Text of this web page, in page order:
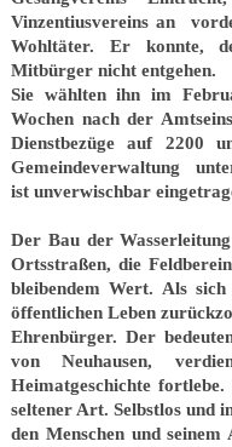
Vinzentiusvereins an
Wohltäter. Er konnte,
Mitbürger nicht entgehen.
Sie wählten ihn im
Wochen nach der
Dienstbezüge auf 2200
Gemeindeverwaltung
ist unverwischbar
Der Bau der
Ortsstraßen, die
bleibendem Wert. Als
öffentlichen Leben
Ehrenbürger. Der
von Neuhausen,
Heimatgeschichte
seltener Art. Selbstlos und
den Menschen und